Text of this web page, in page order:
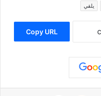
يلقي
Copy URL